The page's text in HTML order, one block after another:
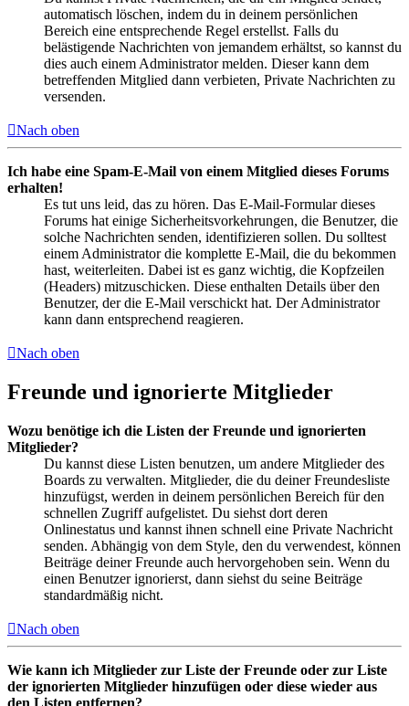
automatisch löschen, indem du in deinem persönlichen
Bereich eine entsprechende Regel erstellst. Falls du
belästigende Nachrichten von jemandem erhältst, so kannst du
dies auch einem Administrator melden. Dieser kann dem
betreffenden Mitglied dann verbieten, Private Nachrichten zu
versenden.
Nach oben
Ich habe eine Spam-E-Mail von einem Mitglied dieses Forums
erhalten!
Es tut uns leid, das zu hören. Das E-Mail-Formular dieses
Forums hat einige Sicherheitsvorkehrungen, die Benutzer, die
solche Nachrichten senden, identifizieren sollen. Du solltest
einem Administrator die komplette E-Mail, die du bekommen
hast, weiterleiten. Dabei ist es ganz wichtig, die Kopfzeilen
(Headers) mitzuschicken. Diese enthalten Details über den
Benutzer, der die E-Mail verschickt hat. Der Administrator
kann dann entsprechend reagieren.
Nach oben
Freunde und ignorierte Mitglieder
Wozu benötige ich die Listen der Freunde und ignorierten
Mitglieder?
Du kannst diese Listen benutzen, um andere Mitglieder des
Boards zu verwalten. Mitglieder, die du deiner Freundesliste
hinzufügst, werden in deinem persönlichen Bereich für den
schnellen Zugriff aufgelistet. Du siehst dort deren
Onlinestatus und kannst ihnen schnell eine Private Nachricht
senden. Abhängig von dem Style, den du verwendest, können
Beiträge deiner Freunde auch hervorgehoben sein. Wenn du
einen Benutzer ignorierst, dann siehst du seine Beiträge
standardmäßig nicht.
Nach oben
Wie kann ich Mitglieder zur Liste der Freunde oder zur Liste
der ignorierten Mitglieder hinzufügen oder diese wieder aus